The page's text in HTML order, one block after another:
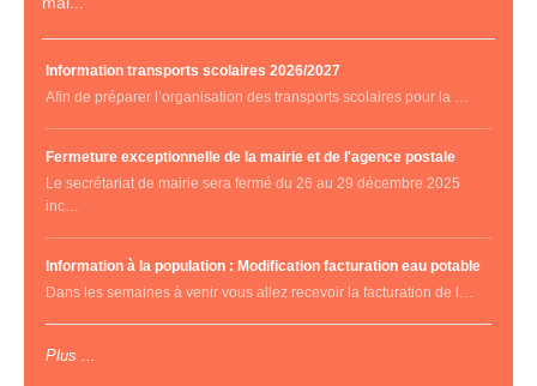
Information transports scolaires 2026/2027
Afin de préparer l’organisation des transports scolaires pour la …
Fermeture exceptionnelle de la mairie et de l'agence postale
Le secrétariat de mairie sera fermé du 26 au 29 décembre 2025
inc…
Information à la population : Modification facturation eau potable
Dans les semaines à venir vous allez recevoir la facturation de l…
Plus ...